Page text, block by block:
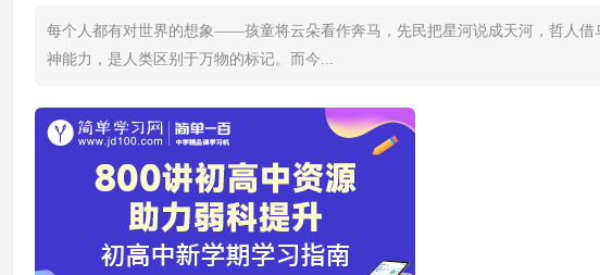
每个人都有对世界的想象——孩童将云朵看作奔马，先民把星河说成天河，哲人
神能力，是人类区别于万物的标记。而今...